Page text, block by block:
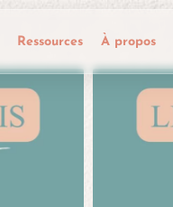
Ressources À propos